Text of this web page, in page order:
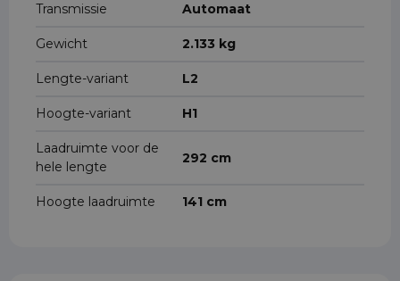
Transmissie Automaat
Gewicht 2.133 kg
Lengte-variant L2
Hoogte-variant H1
Laadruimte voor de
hele lengte
292 cm
Hoogte laadruimte 141 cm